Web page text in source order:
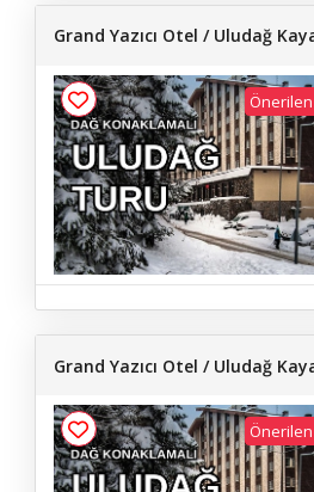
Grand Yazıcı Otel / Uludağ
Grand Yazıcı Otel / Uludağ